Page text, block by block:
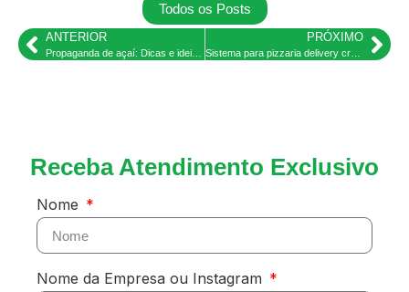
Todos os Posts
ANTERIOR PRÓXIMO
Sistema para pizzaria delivery crackeado
Receba Atendimento Exclusivo
Nome
Nome da Empresa ou Instagram